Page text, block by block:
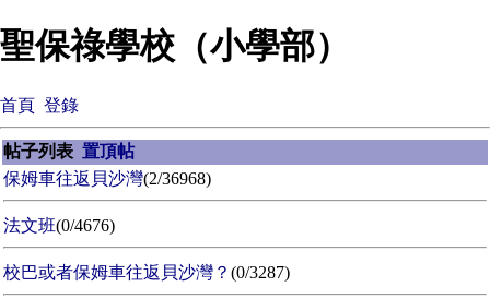
聖保祿學校（小學部）
首頁 登錄
帖子列表 置頂帖
保姆車往返貝沙灣(2/36968)
法文班(0/4676)
校巴或者保姆車往返貝沙灣？ (0/3287)